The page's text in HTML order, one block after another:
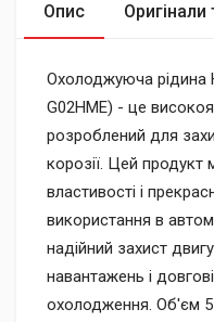
Опис Оригінали
Охолоджуюча рідина
G02HME) - це
розроблений для
корозії. Цей продукт
властивості і
використання в
надійний захист
навантажень і
охолодження. Об'єм 5